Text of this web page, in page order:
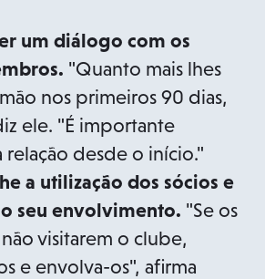
um diálogo com os
"Quanto mais lhes
nos primeiros 90 dias,
ele. "É importante
relação desde o início."
a utilização dos sócios e
seu envolvimento. "Se os
visitarem o clube,
e envolva-os", afirma